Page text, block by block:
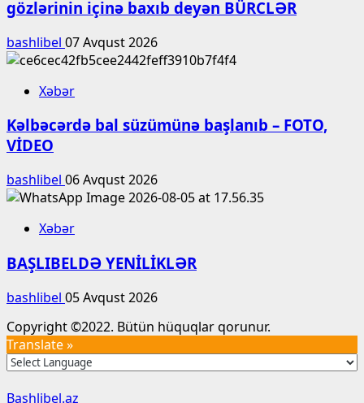
gözlərinin içinə baxıb deyən BÜRCLƏR
bashlibel 07 Avqust 2026
Xəbər
Kəlbəcərdə bal süzümünə başlanıb – FOTO,
VİDEO
bashlibel 06 Avqust 2026
Xəbər
BAŞLIBELDƏ YENİLİKLƏR
bashlibel 05 Avqust 2026
Copyright ©2022. Bütün hüquqlar qorunur.
Translate »
Bashlibel.az